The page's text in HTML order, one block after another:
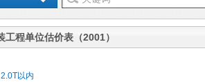
工程单位估价表（2001）
以内